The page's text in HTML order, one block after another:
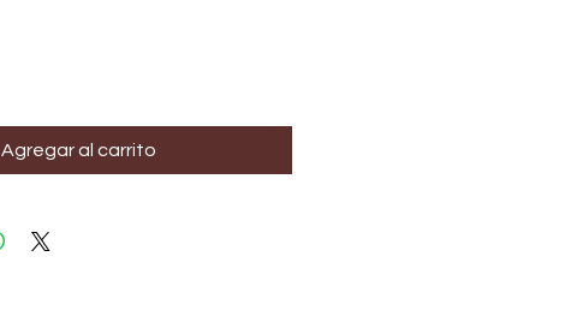
Agregar al carrito